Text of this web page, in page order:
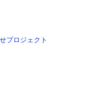
プロジェクト